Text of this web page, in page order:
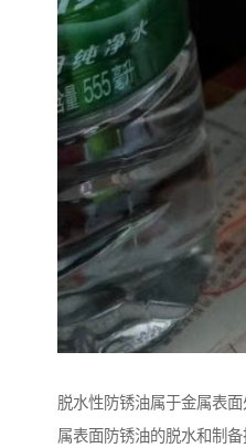
脱水性防锈油属于金属表
属表面防锈油的脱水和制